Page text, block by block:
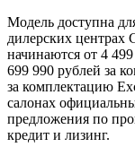
Модель доступна
дилерских
начинаются от 4
699 990 рублей за
за комплектацию
салонах
предложения по
кредит и лизинг.